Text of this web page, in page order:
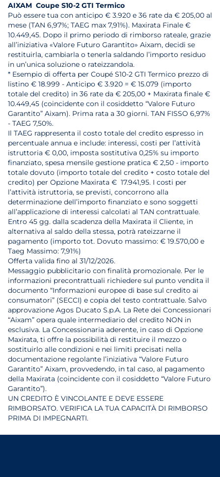
AIXAM Coupe S10-2 GTI Termico
Può essere tua con anticipo € 3.920 e 36 rate da € 205,00 al
mese (TAN 6,97%; TAEG max 7,91%). Maxirata Finale €
10.449,45. Dopo il primo periodo di rimborso rateale, grazie
all’iniziativa «Valore Futuro Garantito» Aixam, decidi se
restituirla, cambiarla o tenerla saldando l’importo residuo
in un’unica soluzione o rateizzandola.
* Esempio di offerta per Coupé S10-2 GTI Termico prezzo di
listino € 18.999 - Anticipo € 3.920 = € 15.079 (importo
totale del credito) in 36 rate da € 205,00 + Maxirata finale €
10.449,45 (coincidente con il cosiddetto “Valore Futuro
Garantito” Aixam). Prima rata a 30 giorni. TAN FISSO 6,97%
- TAEG 7,50%.
Il TAEG rappresenta il costo totale del credito espresso in
percentuale annua e include: interessi, costi per l’attività
istruttoria € 0,00, imposta sostitutiva 0,25% su importo
finanziato, spesa mensile gestione pratica € 2,50 - importo
totale dovuto (importo totale del credito + costo totale del
credito) per Opzione Maxirata € 17.941,95. I costi per
l’attività istruttoria, se previsti, concorrono alla
determinazione dell’importo finanziato e sono soggetti
all’applicazione di interessi calcolati al TAN contrattuale.
Entro 45 gg. dalla scadenza della Maxirata il Cliente, in
alternativa al saldo della stessa, potrà rateizzarne il
pagamento (importo tot. Dovuto massimo: € 19.570,00 e
Taeg Massimo: 7,91%)
Offerta valida fino al 31/12/2026.
Messaggio pubblicitario con finalità promozionale. Per le
informazioni precontrattuali richiedere sul punto vendita il
documento “Informazioni europee di base sul credito ai
consumatori” (SECCI) e copia del testo contrattuale. Salvo
approvazione Agos Ducato S.p.A. La Rete dei Concessionari
“Aixam” opera quale intermediario del credito NON in
esclusiva. La Concessionaria aderente, in caso di Opzione
Maxirata, ti offre la possibilità di restituire il mezzo o
sostituirlo alle condizioni e nei limiti precisati nella
documentazione regolante l’iniziativa “Valore Futuro
Garantito” Aixam, provvedendo, in tal caso, al pagamento
della Maxirata (coincidente con il cosiddetto “Valore Futuro
Garantito”).
UN CREDITO È VINCOLANTE E DEVE ESSERE
RIMBORSATO. VERIFICA LA TUA CAPACITÀ DI RIMBORSO
PRIMA DI IMPEGNARTI.